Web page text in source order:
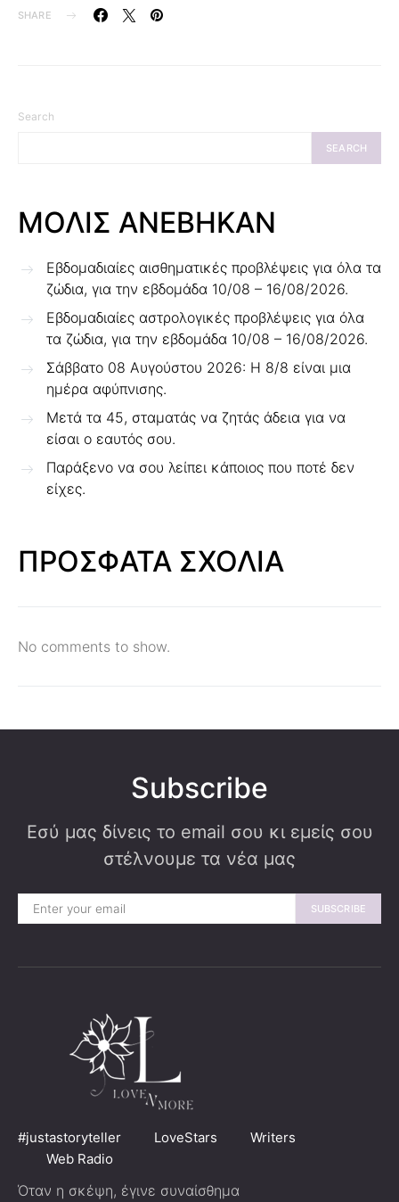
SHARE
Search
SEARCH
ΜΟΛΙΣ ΑΝΕΒΗΚΑΝ
Εβδομαδιαίες αισθηματικές προβλέψεις για όλα τα
ζώδια, για την εβδομάδα 10/08 – 16/08/2026.
Εβδομαδιαίες αστρολογικές προβλέψεις για όλα
τα ζώδια, για την εβδομάδα 10/08 – 16/08/2026.
Σάββατο 08 Αυγούστου 2026: Η 8/8 είναι μια
ημέρα αφύπνισης.
Μετά τα 45, σταματάς να ζητάς άδεια για να
είσαι ο εαυτός σου.
Παράξενο να σου λείπει κάποιος που ποτέ δεν
είχες.
ΠΡΟΣΦΑΤΑ ΣΧΟΛΙΑ
No comments to show.
Subscribe
Εσύ μας δίνεις το email σου κι εμείς σου
στέλνουμε τα νέα μας
SUBSCRIBE
#justastoryteller LoveStars
Writers
Web Radio
Όταν η σκέψη, έγινε συναίσθημα